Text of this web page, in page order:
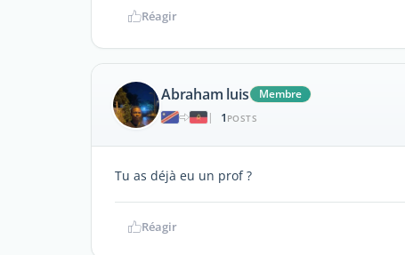
Réagir
Abraham luis
Membre
|
1 POSTS
Tu as déjà eu un prof ?
Réagir